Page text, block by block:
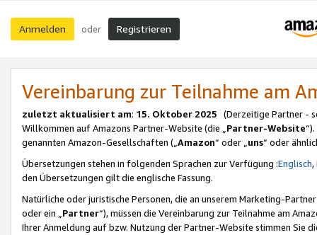
Anmelden oder Registrieren
Vereinbarung zur Teilnahme am
zuletzt aktualisiert am: 15. Oktober 2025 (Derzeitige Partner -
Willkommen auf Amazons Partner-Website (die „Partner-Website
genannten Amazon-Gesellschaften („Amazon“ oder „uns“ oder
Übersetzungen stehen in folgenden Sprachen zur Verfügung :Englisch,
den Übersetzungen gilt die englische Fassung.
Natürliche oder juristische Personen, die an unserem Marketing-
oder ein „Partner“), müssen die Vereinbarung zur Teilnahme am
Ihrer Anmeldung auf bzw. Nutzung der Partner-Website stimmen Sie